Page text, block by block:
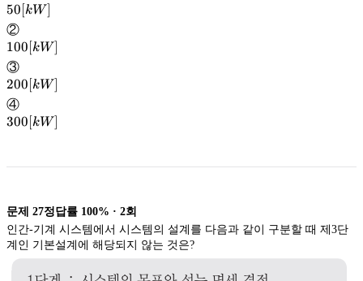
50[kW]
50 [kW]
②
100[kW]
100 [kW]
③
200[kW]
200 [kW]
④
300[kW]
300 [kW]
문제 27정답률 100% · 2회
인간-기계 시스템에서 시스템의 설계를 다음과 같이 구분할 때 제3단
계인 기본설계에 해당되지 않는 것은?